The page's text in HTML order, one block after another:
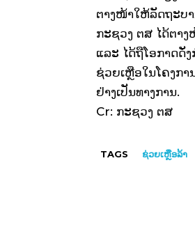
ຕາງໜ້າໃຫ້ລັດຖະບ
ກະຊວງ ຕສ ໄດ້ຕາ
ແລະ ໄດ້ຖືໂອກາດດັ່
ຊ່ວຍເຫຼືອໃນໂຄງກ
ຢ່າງເປັນທາງການ.
Cr: ກະຊວງ ຕສ
TAGS ຊ່ວຍເຫຼືອລ້າ